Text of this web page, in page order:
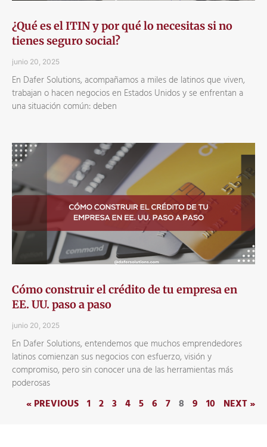
¿Qué es el ITIN y por qué lo necesitas si no
tienes seguro social?
junio 20, 2025
En Dafer Solutions, acompañamos a miles de latinos que viven,
trabajan o hacen negocios en Estados Unidos y se enfrentan a
una situación común: deben
Cómo construir el crédito de tu empresa en
EE. UU. paso a paso
junio 20, 2025
En Dafer Solutions, entendemos que muchos emprendedores
latinos comienzan sus negocios con esfuerzo, visión y
compromiso, pero sin conocer una de las herramientas más
poderosas
« PREVIOUS 1 2 3 4 5 6 7 8 9 10 NEXT »